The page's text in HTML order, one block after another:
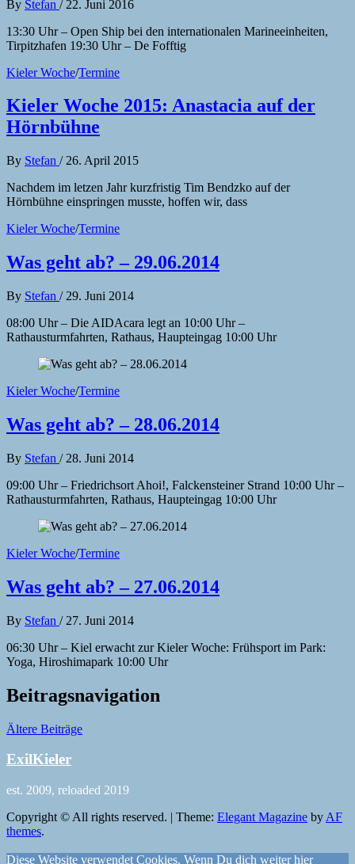
By Stefan / 22. Juni 2016
13:30 Uhr – Open Ship bei den internationalen Marineeinheiten,
Tirpitzhafen 19:30 Uhr – De Fofftig
Kieler Woche/Termine
Kieler Woche 2015: Anastacia auf der
Hörnbühne
By Stefan / 26. April 2015
Nachdem im letzen Jahr kurzfristig Tim Bendzko auf der
Hörnbühne einspringen musste, hoffen wir, dass
Kieler Woche/Termine
Was geht ab? – 29.06.2014
By Stefan / 29. Juni 2014
08:00 Uhr – Die AIDAcara legt an 10:00 Uhr –
Rathausturmfahrten, Rathaus, Haupteingag 10:00 Uhr
Kieler Woche/Termine
Was geht ab? – 28.06.2014
By Stefan / 28. Juni 2014
09:00 Uhr – Friedrichsort Ahoi!, Falckensteiner Strand 10:00 Uhr –
Rathausturmfahrten, Rathaus, Haupteingag 10:00 Uhr
Kieler Woche/Termine
Was geht ab? – 27.06.2014
By Stefan / 27. Juni 2014
06:30 Uhr – Kiel erwacht zur Kieler Woche: Frühsport im Park:
Yoga, Hiroshimapark 10:00 Uhr
Beitragsnavigation
Ältere Beiträge
ExilKieler
est. 2009, reloaded 2019
Copyright © All rights reserved. | Theme: Elegant Magazine by AF
themes.
Diese Website verwendet Cookies. Wenn Du dich weiter hier